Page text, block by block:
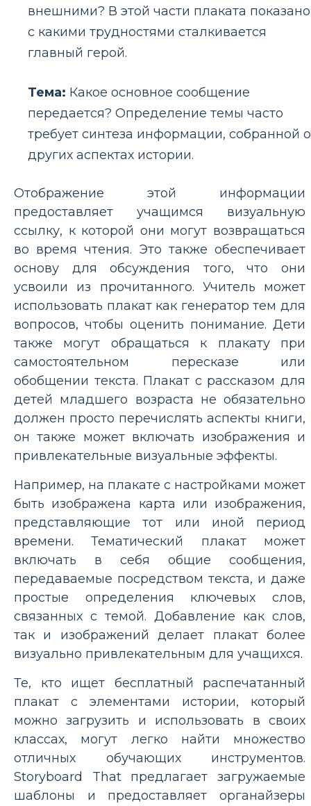
внешними? В этой части плаката
с какими трудностями сталкивается
главный герой.
Тема: Какое основное сообщение
передается? Определение темы часто
требует синтеза информации, собранной о
других аспектах истории.
Отображение этой информации
предоставляет учащимся визуальную
ссылку, к которой они могут возвращаться
во время чтения. Это также обеспечивает
основу для обсуждения того, что они
усвоили из прочитанного. Учитель может
использовать плакат как генератор тем для
вопросов, чтобы оценить понимание. Дети
также могут обращаться к плакату при
самостоятельном пересказе или
обобщении текста. Плакат с рассказом для
детей младшего возраста не обязательно
должен просто перечислять аспекты книги,
он также может включать изображения и
привлекательные визуальные эффекты.
Например, на плакате с настройками может
быть изображена карта или изображения,
представляющие тот или иной период
времени. Тематический плакат может
включать в себя общие сообщения,
передаваемые посредством текста, и даже
простые определения ключевых слов,
связанных с темой. Добавление как слов,
так и изображений делает плакат более
визуально привлекательным для учащихся.
Те, кто ищет бесплатный распечатанный
плакат с элементами истории, который
можно загрузить и использовать в своих
классах, могут легко найти множество
отличных обучающих инструментов.
Storyboard That предлагает загружаемые
шаблоны и предоставляет органайзеры